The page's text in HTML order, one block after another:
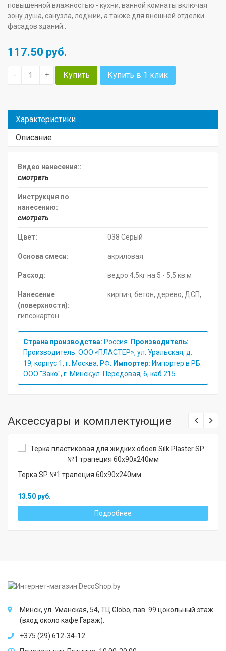
повышенной влажностью - кухни, ванной комнаты включая
зону душа, санузла, лоджии, а также для внешней отделки
фасадов зданий..
117.50 руб.
- + Купить Купить в 1 клик
Характеристики
Описание
Видео нанесения::
смотреть
Инструкция по
нанесению:
смотреть
Цвет: 038 Серый
Основа смеси: акриловая
Расход: ведро 4,5кг на 5 - 5,5 кв.м
Нанесение
(поверхности):
кирпич, бетон, дерево, ДСП,
гипсокартон
Страна производства: Россия.
Производитель:
Производитель: ООО «ПЛАСТЕР», ул. Уральская, д.
19, корпус 1, г. Москва, РФ.
Импортер: Импортер в РБ:
ООО "Зако", г. Минск,ул. Передовая, 6, каб 215.
Аксессуары и комплектующие
Терка SP №1 трапеция 60х90х240мм
13.50 руб.
Подробнее
Минск, ул. Уманская, 54, ТЦ Globo, пав. 99 цокольный этаж
(вход около кафе Гараж).
+375 (29) 612-34-12